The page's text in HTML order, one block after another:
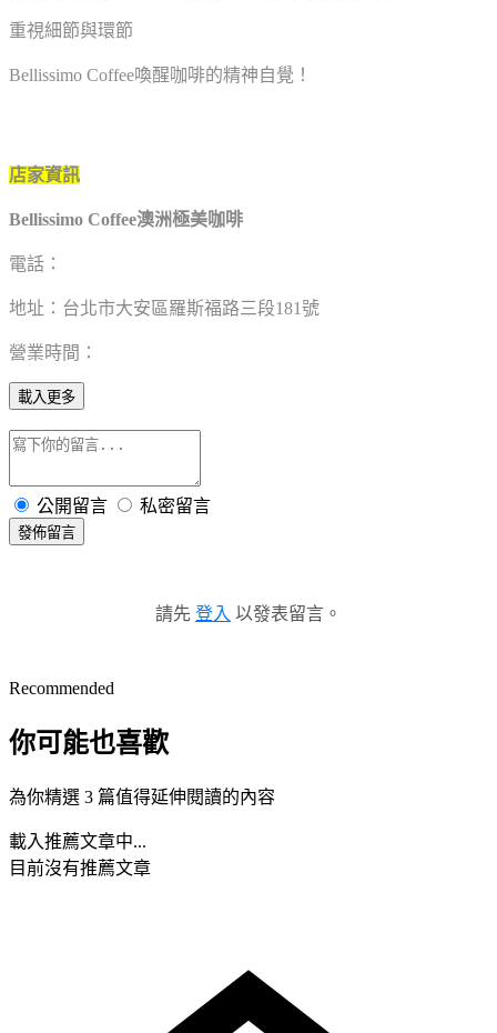
重視細節與環節
Bellissimo Coffee喚醒咖啡的精神自覺！
店家資訊
Bellissimo Coffee澳洲極美咖啡
電話：
地址：台北市大安區羅斯福路三段181號
營業時間：
載入更多
公開留言 私密留言
發佈留言
請先 登入 以發表留言。
Recommended
你可能也喜歡
為你精選 3 篇值得延伸閱讀的內容
載入推薦文章中...
目前沒有推薦文章